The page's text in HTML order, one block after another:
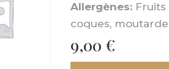
Allergènes:Fruits
coques, moutarde
9,00 €